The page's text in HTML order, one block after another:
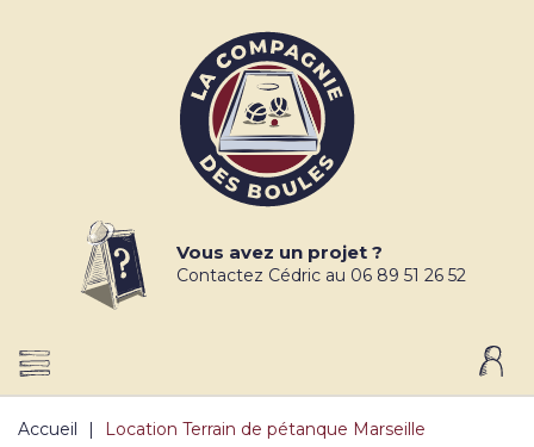
Vous avez un projet ?
Contactez Cédric au 06 89 51 26 52
Accueil Location Terrain de pétanque Marseille